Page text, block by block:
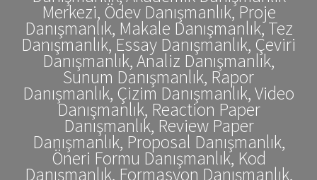
Merkezi, Ödev Danışmanlık, Proje
Danışmanlık, Makale Danışmanlık, Tez
Danışmanlık, Essay Danışmanlık, Çeviri
Danışmanlık, Analiz Danışmanlık,
Sunum Danışmanlık, Rapor
Danışmanlık, Çizim Danışmanlık, Video
Danışmanlık, Reaction Paper
Danışmanlık, Review Paper
Danışmanlık, Proposal Danışmanlık,
Öneri Formu Danışmanlık, Kod
Danışmanlık, Formasyon Danışmanlık,